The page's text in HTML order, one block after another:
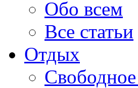
Обо всем
Все статьи
Отдых